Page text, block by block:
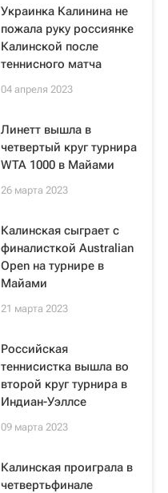
Украинка Калинина не
пожала руку россиянке
Калинской после
теннисного матча
04 апреля 2023
Линетт вышла в
четвертый круг турнира
WTA 1000 в Майами
26 марта 2023
Калинская сыграет с
финалисткой Australian
Open на турнире в
Майами
21 марта 2023
Российская
теннисистка вышла во
второй круг турнира в
Индиан-Уэллсе
09 марта 2023
Калинская проиграла в
четвертьфинале